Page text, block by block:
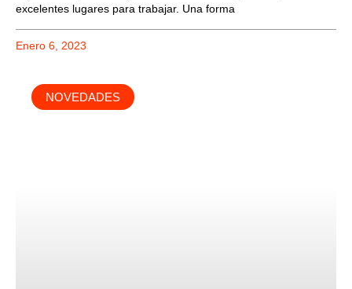
excelentes lugares para trabajar. Una forma
Enero 6, 2023
NOVEDADES